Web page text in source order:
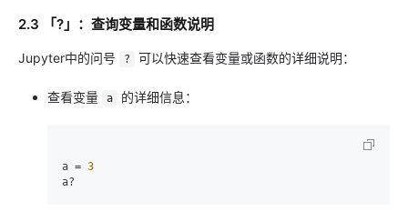
2.3 「?」：查询变量和函数说明
Jupyter中的问号 ? 可以快速查看变量或函数的详细说明：
查看变量 a 的详细信息：
a = 3